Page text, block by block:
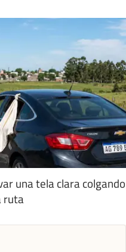
una tela clara colgando
ruta